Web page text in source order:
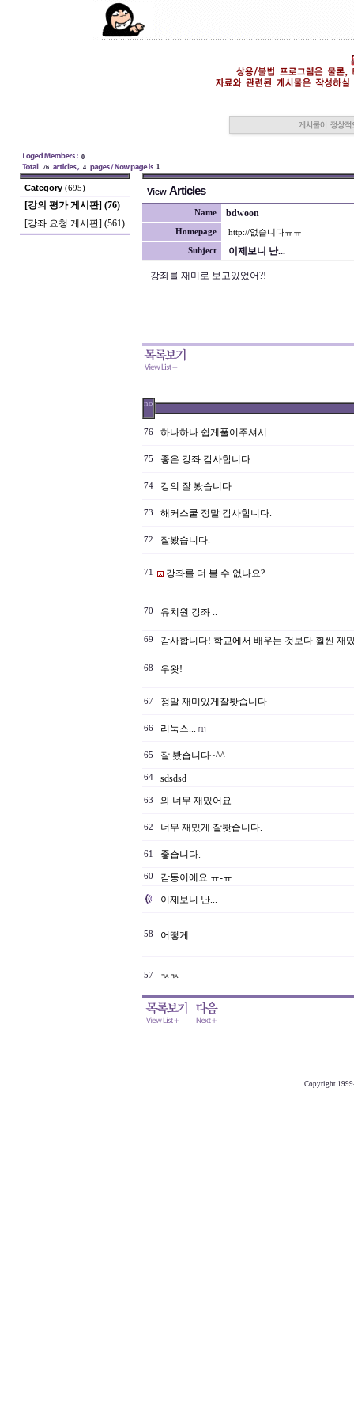
0
76
4 1
Category (695)
[강의 평가 게시판] (76)
[강좌 요청 게시판] (561)
View Articles
Name bdwoon
Homepage http://없습니다ㅠㅠ
Subject 이제보니 난...
강좌를 재미로 보고있었어?!
no
76 하나하나 쉽게풀어주셔서
75 좋은 강좌 감사합니다.
74 강의 잘 봤습니다.
73 해커스쿨 정말 감사합니다.
72 잘봤습니다.
71 강좌를 더 볼 수 없나요?
70 유치원 강좌 ..
69 감사합니다! 학교에서 배우는 것보다 훨씬 재
68 우왓!
67 정말 재미있게잘봣습니다
66 리눅스... [1]
65 잘 봤습니다~^^
64 sdsdsd
63 와 너무 재밌어요
62 너무 재밌게 잘봣습니다.
61 좋습니다.
60
감동이에요 ㅠ-ㅠ
이제보니 난...
58 어떻게...
57 ㄳㄳ
Copyright